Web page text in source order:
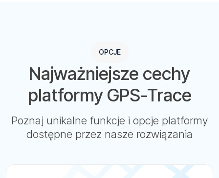
OPCJE
Najważniejsze cechy
platformy GPS-Trace
Poznaj unikalne funkcje i opcje platformy
dostępne przez nasze rozwiązania